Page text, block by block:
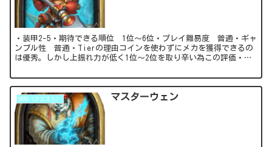
・装甲2-5・期待できる順位 1位～6位・プレイ難易度 普通・ギャ
ンブル性 普通・Tierの理由コインを使わずにメカを獲得できるの
は優秀。しかし上振れ力が低く1位～2位を取り辛い為この評価・勝
HERO（クエスト） マスターウェン